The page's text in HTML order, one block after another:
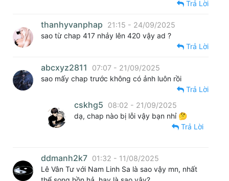
Trả Lời
thanhyvanphap
21:15 - 24/09/2025
sao từ chap 417 nhảy lên 420 vậy ad ?
Trả Lời
abcxyz2811
07:07 - 21/09/2025
sao mấy chap trước không có ảnh luôn rồi
Trả Lời
cskhg5
08:02 - 21/09/2025
dạ, chap nào bị lỗi vậy bạn nhỉ 🤔
Trả Lời
ddmanh2k7 01:32 - 11/08/2025
Lê Vân Tư với Nam Linh Sa là sao vậy mn, nhất